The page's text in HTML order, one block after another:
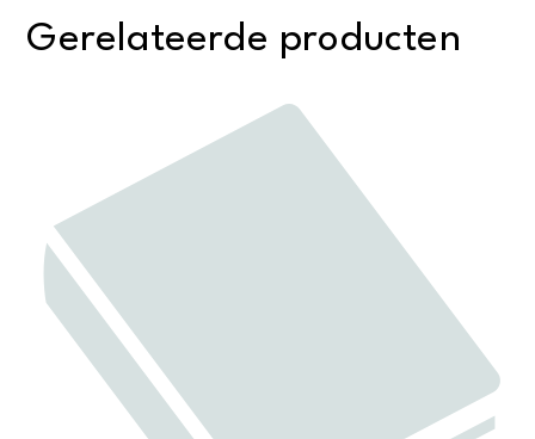
Gerelateerde producten